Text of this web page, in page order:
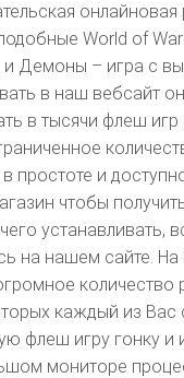
онлайновая
World of
и Демоны – игра с
в наш вебсайт
в тысячи флеш игр
простоте и
чтобы
устанавливать,
на нашем сайте.
количество
каждый из Вас
флеш игру гонку и
мониторе